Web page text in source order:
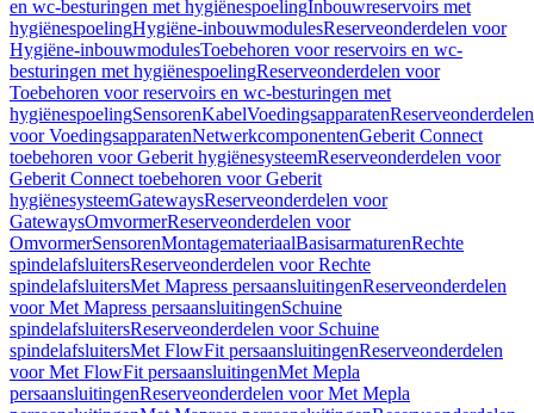
en wc-besturingen met hygiënespoelingInbouwreservoirs met
hygiënespoelingHygiëne-inbouwmodulesReserveonderdelen voor
Hygiëne-inbouwmodulesToebehoren voor reservoirs en wc-
besturingen met hygiënespoelingReserveonderdelen voor
Toebehoren voor reservoirs en wc-besturingen met
hygiënespoelingSensorenKabelVoedingsapparatenReserveonderdelen
voor VoedingsapparatenNetwerkcomponentenGeberit Connect
toebehoren voor Geberit hygiënesysteemReserveonderdelen voor
Geberit Connect toebehoren voor Geberit
hygiënesysteemGatewaysReserveonderdelen voor
GatewaysOmvormerReserveonderdelen voor
OmvormerSensorenMontagemateriaalBasisarmaturenRechte
spindelafsluitersReserveonderdelen voor Rechte
spindelafsluitersMet Mapress persaansluitingenReserveonderdelen
voor Met Mapress persaansluitingenSchuine
spindelafsluitersReserveonderdelen voor Schuine
spindelafsluitersMet FlowFit persaansluitingenReserveonderdelen
voor Met FlowFit persaansluitingenMet Mepla
persaansluitingenReserveonderdelen voor Met Mepla